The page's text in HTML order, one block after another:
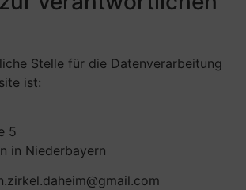
Stelle für die Datenverarbeitung
ist:
5
in Niederbayern